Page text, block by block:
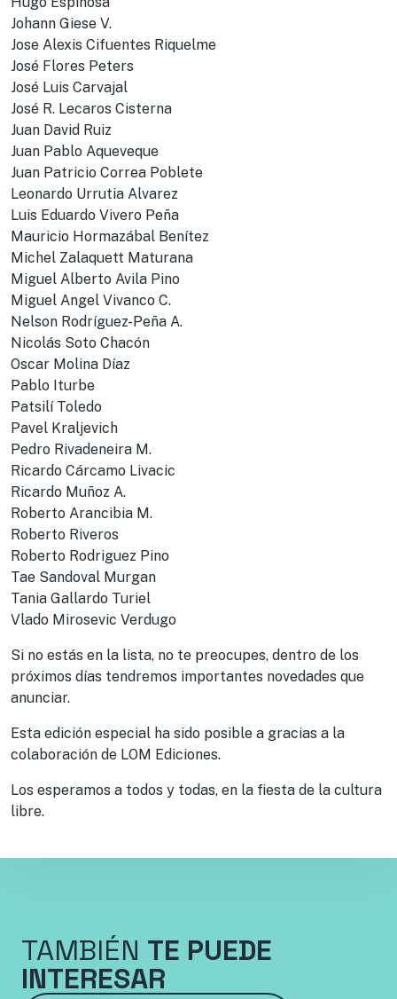
Johann Giese V.
Jose Alexis Cifuentes Riquelme
José Flores Peters
José Luis Carvajal
José R. Lecaros Cisterna
Juan David Ruiz
Juan Pablo Aqueveque
Juan Patricio Correa Poblete
Leonardo Urrutia Alvarez
Luis Eduardo Vivero Peña
Mauricio Hormazábal Benítez
Michel Zalaquett Maturana
Miguel Alberto Avila Pino
Miguel Angel Vivanco C.
Nelson Rodríguez-Peña A.
Nicolás Soto Chacón
Oscar Molina Díaz
Pablo Iturbe
Patsilí Toledo
Pavel Kraljevich
Pedro Rivadeneira M.
Ricardo Cárcamo Livacic
Ricardo Muñoz A.
Roberto Arancibia M.
Roberto Riveros
Roberto Rodriguez Pino
Tae Sandoval Murgan
Tania Gallardo Turiel
Vlado Mirosevic Verdugo
Si no estás en la lista, no te preocupes, dentro de los
próximos días tendremos importantes novedades que
anunciar.
Esta edición especial ha sido posible a gracias a la
colaboración de LOM Ediciones.
Los esperamos a todos y todas, en la fiesta de la cultura
libre.
TAMBIÉN TE PUEDE
INTERESAR